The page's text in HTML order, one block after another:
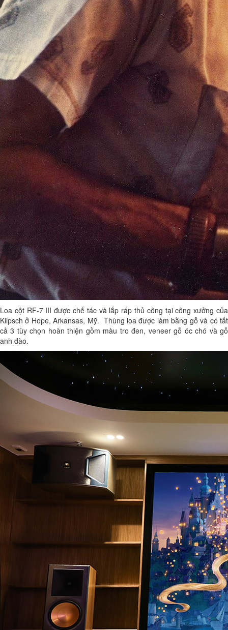
Loa cột RF-7 III được chế tác và lắp ráp thủ công tại công xưởng của
Klipsch ở Hope, Arkansas, Mỹ. Thùng loa được làm bằng gỗ và có tất
cả 3 tùy chọn hoàn thiện gồm màu tro đen, veneer gỗ óc chó và gỗ
anh đào.